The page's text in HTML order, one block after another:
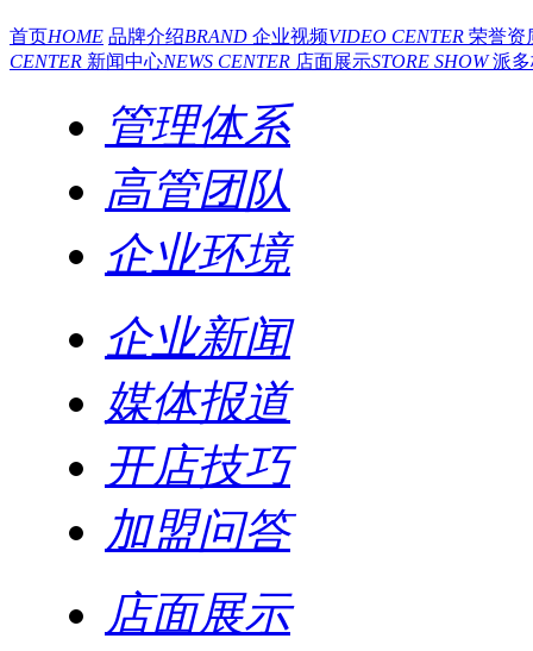
首页HOME 品牌介绍BRAND 企业视频VIDEO CENTER 荣誉资
CENTER 新闻中心NEWS CENTER 店面展示STORE SHOW派
管理体系
高管团队
企业环境
企业新闻
媒体报道
开店技巧
加盟问答
店面展示